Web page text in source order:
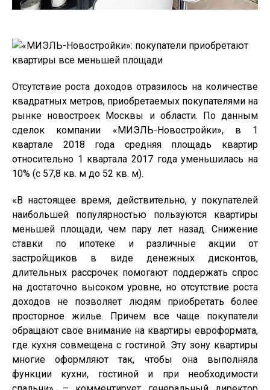
Отсутствие роста доходов отразилось на количестве
квадратных метров, приобретаемых покупателями на
рынке новостроек Москвы и области. По данным
сделок компании «МИЭЛЬ-Новостройки», в 1
квартале 2018 года средняя площадь квартир
относительно 1 квартала 2017 года уменьшилась на
10% (с 57,8 кв. м до 52 кв. м).
«В настоящее время, действительно, у покупателей
наибольшей популярностью пользуются квартиры
меньшей площади, чем пару лет назад. Снижение
ставки по ипотеке и различные акции от
застройщиков в виде денежных дисконтов,
длительных рассрочек помогают поддержать спрос
на достаточно высоком уровне, но отсутствие роста
доходов не позволяет людям приобретать более
просторное жилье. Причем все чаще покупатели
обращают свое внимание на квартиры евроформата,
где кухня совмещена с гостиной. Эту зону квартиры
многие оформляют так, чтобы она выполняла
функции кухни, гостиной и при необходимости